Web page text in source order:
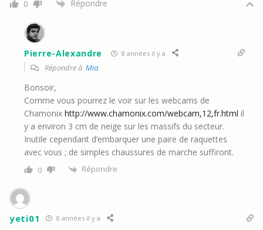
0 Répondre
Pierre-Alexandre 8 années il y a
Répondre à Mia
Bonsoir,
Comme vous pourrez le voir sur les webcams de
Chamonix http://www.chamonix.com/webcam,12,fr.html il
y a environ 3 cm de neige sur les massifs du secteur.
Inutile cependant d’embarquer une paire de raquettes
avec vous ; de simples chaussures de marche suffiront.
0 Répondre
yeti01 8 années il y a